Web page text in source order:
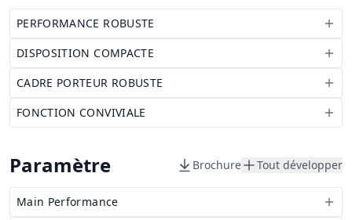
PERFORMANCE ROBUSTE
DISPOSITION COMPACTE
CADRE PORTEUR ROBUSTE
FONCTION CONVIVIALE
Paramètre Brochure Tout développer
Main Performance